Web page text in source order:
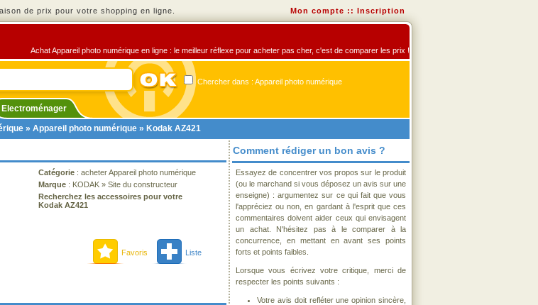
de prix pour votre shopping en ligne. Mon compte :: Inscription
Achat Appareil photo numérique en ligne : le meilleur réflexe pour acheter pas cher, c'est de comparer les prix !
Chercher dans : Appareil photo numérique
Electroménager
» Appareil photo numérique » Kodak AZ421
Catégorie : acheter Appareil photo numérique
Marque : KODAK » Site du constructeur
Recherchez les accessoires pour votre
Kodak AZ421
Favoris Liste
Comment rédiger un bon avis ?
Essayez de concentrer vos propos sur le produit
(ou le marchand si vous déposez un avis sur une
enseigne) : argumentez sur ce qui fait que vous
l'appréciez ou non, en gardant à l'esprit que ces
commentaires doivent aider ceux qui envisagent
un achat. N'hésitez pas à le comparer à la
concurrence, en mettant en avant ses points
forts et points faibles.
Lorsque vous écrivez votre critique, merci de
respecter les points suivants :
Votre avis doit refléter une opinion sincère,